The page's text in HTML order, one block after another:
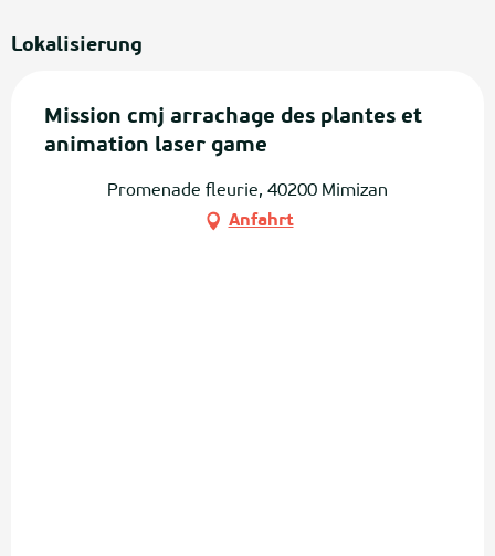
Lokalisierung
Mission cmj arrachage des plantes et
animation laser game
Promenade fleurie, 40200 Mimizan
Anfahrt